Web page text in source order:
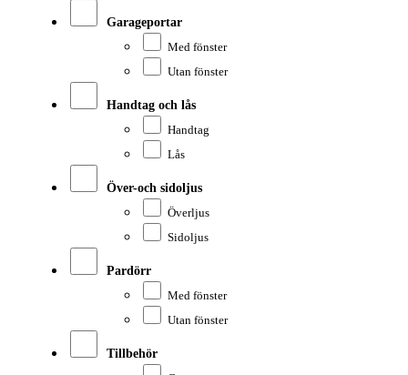
Garageportar
Med fönster
Utan fönster
Handtag och lås
Handtag
Lås
Över-och sidoljus
Överljus
Sidoljus
Pardörr
Med fönster
Utan fönster
Tillbehör